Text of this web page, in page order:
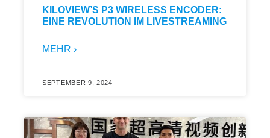
KILOVIEW’S P3 WIRELESS ENCODER:
EINE REVOLUTION IM LIVESTREAMING
MEHR ›
SEPTEMBER 9, 2024